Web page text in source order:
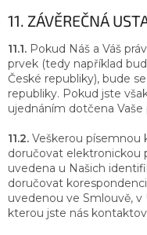
11. ZÁVĚREČNÁ
11.1. Pokud Náš a Váš
prvek (tedy například
České republiky), bude
republiky. Pokud jste
ujednáním dotčena Vaše
11.2. Veškerou písemnou
doručovat elektronickou
uvedena u Našich
doručovat
uvedenou ve Smlouvě,
kterou jste nás